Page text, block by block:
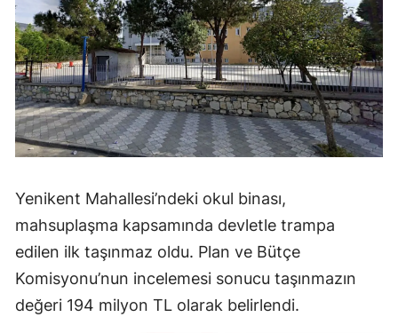
Yenikent Mahallesi’ndeki okul binası,
mahsuplaşma kapsamında devletle trampa
edilen ilk taşınmaz oldu. Plan ve Bütçe
Komisyonu’nun incelemesi sonucu taşınmazın
değeri 194 milyon TL olarak belirlendi.